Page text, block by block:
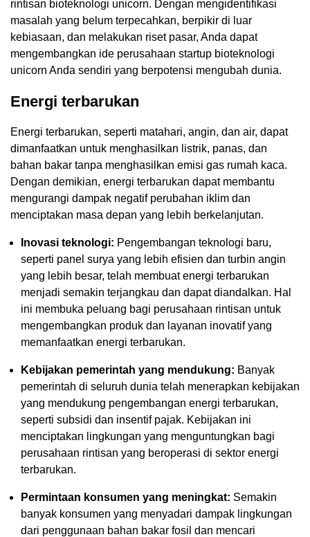
rintisan bioteknologi unicorn. Dengan mengidentifikasi
masalah yang belum terpecahkan, berpikir di luar
kebiasaan, dan melakukan riset pasar, Anda dapat
mengembangkan ide perusahaan startup bioteknologi
unicorn Anda sendiri yang berpotensi mengubah dunia.
Energi terbarukan
Energi terbarukan, seperti matahari, angin, dan air, dapat
dimanfaatkan untuk menghasilkan listrik, panas, dan
bahan bakar tanpa menghasilkan emisi gas rumah kaca.
Dengan demikian, energi terbarukan dapat membantu
mengurangi dampak negatif perubahan iklim dan
menciptakan masa depan yang lebih berkelanjutan.
Inovasi teknologi: Pengembangan teknologi baru,
seperti panel surya yang lebih efisien dan turbin angin
yang lebih besar, telah membuat energi terbarukan
menjadi semakin terjangkau dan dapat diandalkan. Hal
ini membuka peluang bagi perusahaan rintisan untuk
mengembangkan produk dan layanan inovatif yang
memanfaatkan energi terbarukan.
Kebijakan pemerintah yang mendukung: Banyak
pemerintah di seluruh dunia telah menerapkan kebijakan
yang mendukung pengembangan energi terbarukan,
seperti subsidi dan insentif pajak. Kebijakan ini
menciptakan lingkungan yang menguntungkan bagi
perusahaan rintisan yang beroperasi di sektor energi
terbarukan.
Permintaan konsumen yang meningkat: Semakin
banyak konsumen yang menyadari dampak lingkungan
dari penggunaan bahan bakar fosil dan mencari